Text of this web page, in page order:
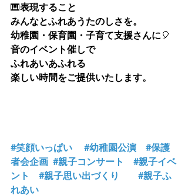
🎹表現すること
みんなとふれあうたのしさを。
幼稚園・保育園・子育て支援さんに 🎈
音のイベント催しで
ふれあいあふれる
楽しい時間をご提供いたします。
#笑顔いっぱい #幼稚園公演
#保護
者会企画 #親子コンサート
#親子イベ
ント
#親子思い出づくり
#親子ふ
れあい